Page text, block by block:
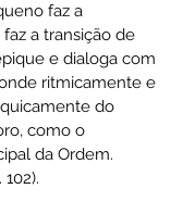
faz a
a transição de
e dialoga com
ritmicamente e
do
como o
da Ordem.